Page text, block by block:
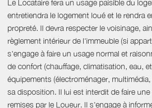
Le Locataire fera un usage paisible du
entretiendra le logement loué et le rendra
propreté. Il devra respecter le voisinage,
règlement intérieur de l'immeuble (si
s'engage à faire un usage normal et
de confort (chauffage, climatisation, eau,
équipements (électroménager,
sa disposition. Il lui est interdit de faire
remises par le Loueur. Il s'engage à